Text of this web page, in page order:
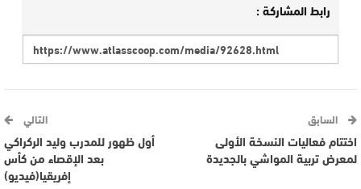
رابط المشاركة :
السابق
اختتام فعاليات النسخة الأولى
لمعرض تربية المواشي بالجديدة
التالي
أول ظهور للمدرب وليد الركراكي
بعد الإقصاء من كأس
إفريقيا(فيديو)